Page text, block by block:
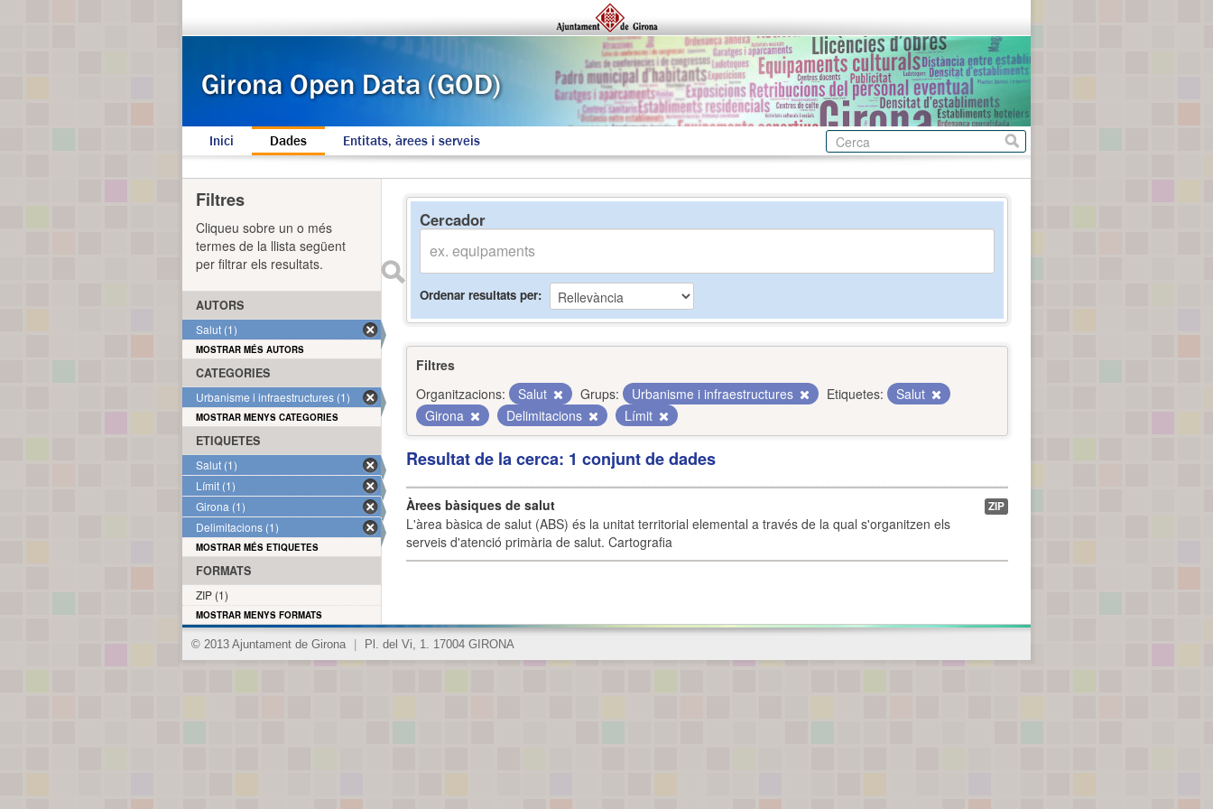
Inici Dades Entitats, àrees i serveis
Cercador
Ordenar resultats per
Filtres
Organitzacions:
Salut Grups: Urbanisme i infraestructures Etiquetes:
Salut
Girona
Delimitacions Límit
Resultat de la cerca: 1 conjunt de dades
Àrees bàsiques de salut
L'àrea bàsica de salut (ABS) és la unitat territorial elemental a través de la qual s'organitzen els
serveis d'atenció primària de salut. Cartografia
ZIP
Filtres
Cliqueu sobre un o més
termes de la llista següent
per filtrar els resultats.
AUTORS
Salut (1)
MOSTRAR MÉS AUTORS
CATEGORIES
Urbanisme i infraestructures (1)
MOSTRAR MENYS CATEGORIES
ETIQUETES
Salut (1)
Límit (1)
Girona (1)
Delimitacions (1)
MOSTRAR MÉS ETIQUETES
FORMATS
ZIP (1)
MOSTRAR MENYS FORMATS
© 2013 Ajuntament de Girona Pl. del Vi, 1. 17004 GIRONA